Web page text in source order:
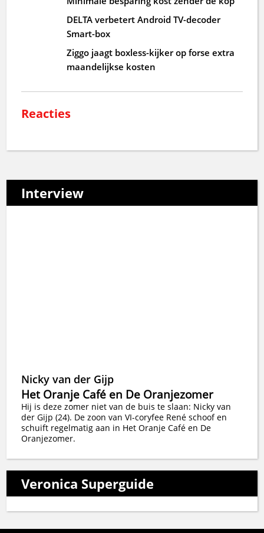
DELTA verbetert Android TV-decoder
Smart-box
Ziggo jaagt boxless-kijker op forse extra
maandelijkse kosten
Reacties
Interview
Nicky van der Gijp
Het Oranje Café en De Oranjezomer
Hij is deze zomer niet van de buis te slaan: Nicky van
der Gijp (24). De zoon van VI-coryfee René schoof en
schuift regelmatig aan in Het Oranje Café en De
Oranjezomer.
Veronica Superguide